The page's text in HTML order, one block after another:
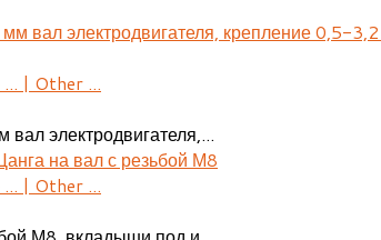
... | Other ...
электродвигателя,...
на вал с резьбой М8
... | Other ...